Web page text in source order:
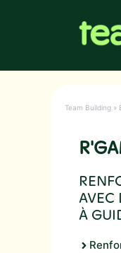
Team Building »
AVEC
À